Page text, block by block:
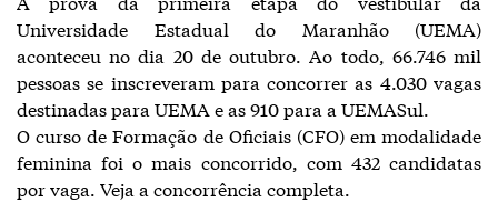
Universidade Estadual do Maranhão (UEMA)
aconteceu no dia 20 de outubro. Ao todo, 66.746 mil
pessoas se inscreveram para concorrer as 4.030 vagas
destinadas para UEMA e as 910 para a UEMASul.
O curso de Formação de Oficiais (CFO) em modalidade
feminina foi o mais concorrido, com 432 candidatas
por vaga. Veja a concorrência completa.